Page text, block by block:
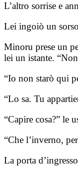
L’altro sorrise e
Lei ingoiò un
Minoru prese un
lei un istante.
“Io non starò qui
“Lo sa. Tu
“Capire cosa?” le
“Che l’inverno,
La porta